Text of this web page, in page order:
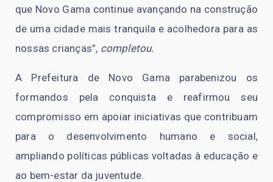
que Novo Gama continue avançando na construção
de uma cidade mais tranquila e acolhedora para as
nossas crianças”, completou.
A Prefeitura de Novo Gama parabenizou os
formandos pela conquista e reafirmou seu
compromisso em apoiar iniciativas que contribuam
para o desenvolvimento humano e social,
ampliando políticas públicas voltadas à educação e
ao bem-estar da juventude.